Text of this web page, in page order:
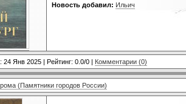
Новость добавил: Ильич
24 Янв 2025 | Рейтинг: 0.0/0 | Комментарии (0)
(Памятники городов России)